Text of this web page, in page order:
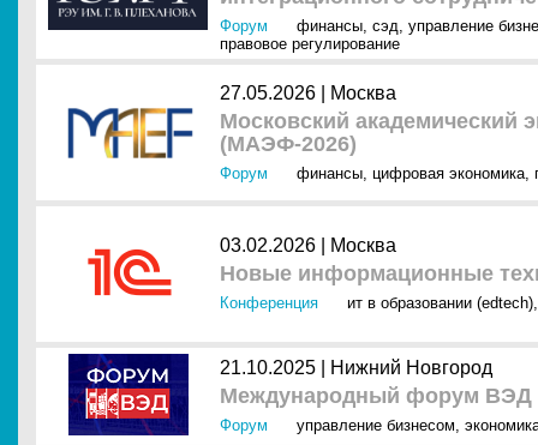
Форум финансы, сэд, управление
правовое регулирование
27.05.2026 | Москва
Московский академический
(МАЭФ-2026)
Форум финансы, цифровая экономика,
03.02.2026 | Москва
Новые информационные
Конференция ит в образовании (edtech)
21.10.2025 | Нижний Новгород
Международный форум ВЭД
Форум управление бизнесом,